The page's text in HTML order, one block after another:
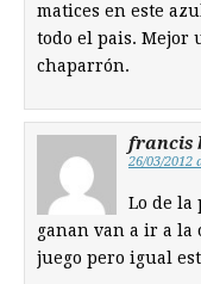
matices en este
todo el pais. Mejor
chaparrón.
francis
26/03/2012
Lo de la
ganan van a ir a la
juego pero igual